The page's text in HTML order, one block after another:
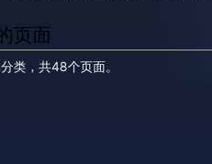
页面
类，共48个页面。